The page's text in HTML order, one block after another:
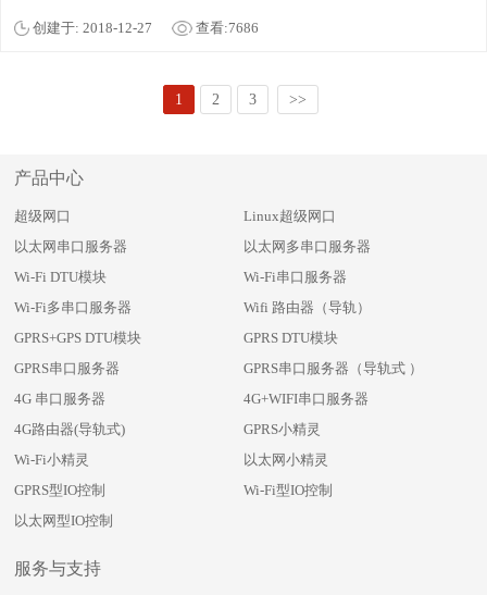
创建于: 2018-12-27 查看:7686
1 2 3 >>
产品中心
超级网口
Linux超级网口
以太网串口服务器
以太网多串口服务器
Wi-Fi DTU模块
Wi-Fi串口服务器
Wi-Fi多串口服务器
Wifi 路由器（导轨）
GPRS+GPS DTU模块
GPRS DTU模块
GPRS串口服务器
GPRS串口服务器（导轨式 ）
4G 串口服务器
4G+WIFI串口服务器
4G路由器(导轨式)
GPRS小精灵
Wi-Fi小精灵
以太网小精灵
GPRS型IO控制
Wi-Fi型IO控制
以太网型IO控制
服务与支持